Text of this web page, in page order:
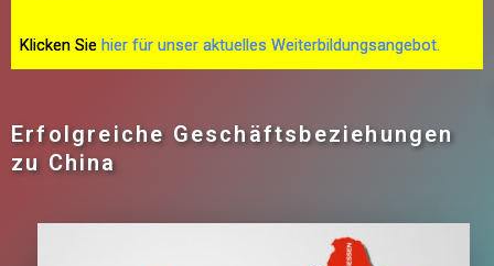
Klicken Sie hier für unser aktuelles Weiterbildungsangebot.
Erfolgreiche Geschäftsbeziehungen
zu China